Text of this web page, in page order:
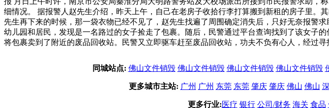
细情况。 据报警人赵先生介绍，昨天上午，自己在老房子收拾行李打算搬到新租的房子里
先生再下来的时候，那一袋衣物已经不见了，赵先生找遍了周围确定消失后，只好无奈报警
幼儿园和居民，发现是一名路过的女子捡走了包裹。随后，民警通过平台查询找到了该女子
将包裹卖到了附近的废品回收站。民警又立即驱车赶至废品回收站，功夫不负有心人，经过
同城站点: 佛山文件销毁 佛山文件销毁 佛山文件销毁 佛山文件销毁
更多城市主站: 广州 广州 东莞 东莞 肇庆 肇庆 佛山 佛山
更多行业:医疗 银行 公司/财务 海关 食品